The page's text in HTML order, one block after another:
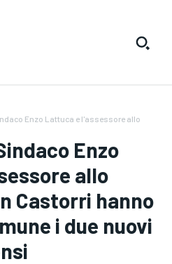
Enzo Lattuca e l'assessore allo
Enzo
allo
Castorri hanno
i due nuovi